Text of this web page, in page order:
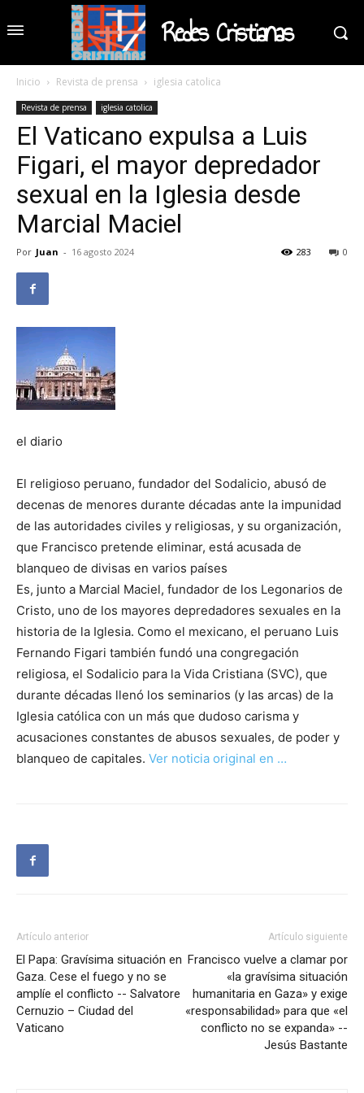
Redes Cristianas
Inicio Revista de prensa iglesia catolica
Revista de prensa iglesia catolica
El Vaticano expulsa a Luis
Figari, el mayor depredador
sexual en la Iglesia desde
Marcial Maciel
Por Juan - 16 agosto 2024 0
283
el diario
El religioso peruano, fundador del Sodalicio, abusó de
decenas de menores durante décadas ante la impunidad
de las autoridades civiles y religiosas, y su organización,
que Francisco pretende eliminar, está acusada de
blanqueo de divisas en varios países
Es, junto a Marcial Maciel, fundador de los Legonarios de
Cristo, uno de los mayores depredadores sexuales en la
historia de la Iglesia. Como el mexicano, el peruano Luis
Fernando Figari también fundó una congregación
religiosa, el Sodalicio para la Vida Cristiana (SVC), que
durante décadas llenó los seminarios (y las arcas) de la
Iglesia católica con un más que dudoso carisma y
acusaciones constantes de abusos sexuales, de poder y
blanqueo de capitales. Ver noticia original en …
Artículo anterior
El Papa: Gravísima situación en
Gaza. Cese el fuego y no se
amplíe el conflicto -- Salvatore
Cernuzio – Ciudad del
Vaticano
Artículo siguiente
Francisco vuelve a clamar por
«la gravísima situación
humanitaria en Gaza» y exige
«responsabilidad» para que «el
conflicto no se expanda» --
Jesús Bastante